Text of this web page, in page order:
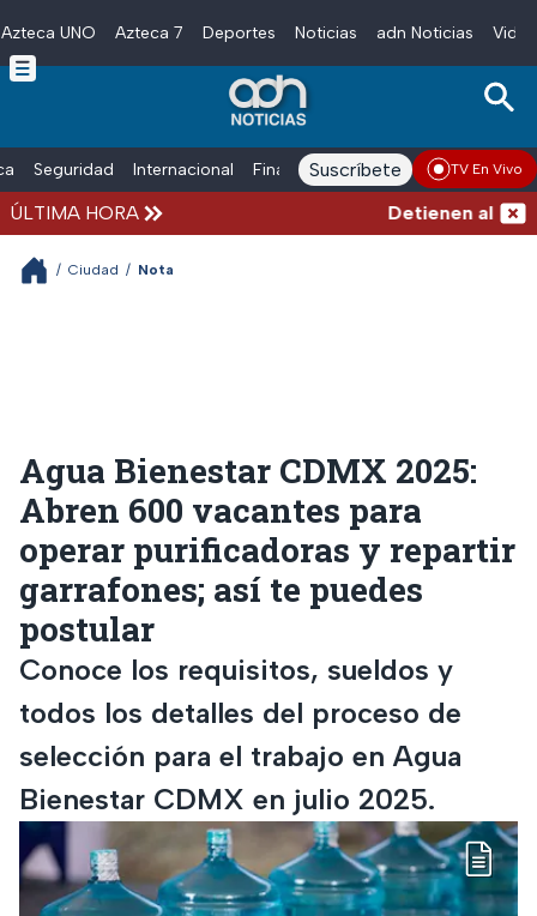
Skip to main content
Azteca UNO Azteca 7 Deportes Noticias adn Noticias
Seguridad Internacional Finanzas adn Noticias Radio
Suscríbete TV En Vivo
ÚLTIMA HORA Detienen al
/ Ciudad / Nota
Agua Bienestar CDMX 2025:
Abren 600 vacantes para
operar purificadoras y repartir
garrafones; así te puedes
postular
Conoce los requisitos, sueldos y
todos los detalles del proceso de
selección para el trabajo en Agua
Bienestar CDMX en julio 2025.